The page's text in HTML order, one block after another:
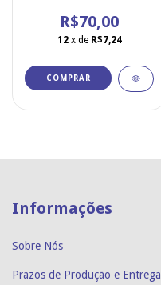
R$70,00
12 x de R$7,24
COMPRAR
Informações
Sobre Nós
Prazos de Produção e Entrega